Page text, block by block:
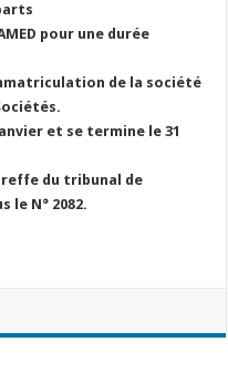
pour une durée
de la société
et se termine le 31
du tribunal de
le N° 2082.